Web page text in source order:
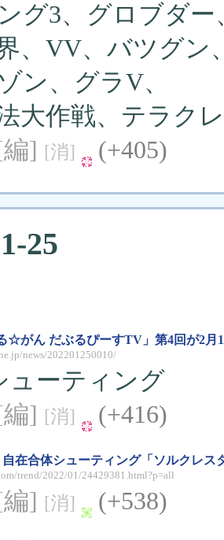
グ3、グロブダー
、VV、バツグン
ン、グラV、
大作戦、テラク
] [消] (+405)
25
☆がん だぶるぴーすTV」第4回が2月
news/202201250010/
ューティング
] [消] (+416)
自在合体シューティング「ソルクレ
trend/2022/01/24429381.html?p=all
] [消] (+538)